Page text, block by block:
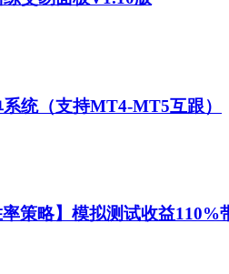
统（支持MT4-MT5互跟）
率策略】模拟测试收益110%